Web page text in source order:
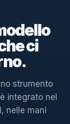
ci
strumento
integrato nel
nelle mani